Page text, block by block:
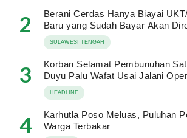
2
Berani Cerdas Hanya Biayai
Baru yang Sudah Bayar Akan
SULAWESI TENGAH
3
Korban Selamat Pembunuhan
Duyu Palu Wafat Usai Jalani
HEADLINE
4
Karhutla Poso Meluas, Puluhan
Warga Terbakar